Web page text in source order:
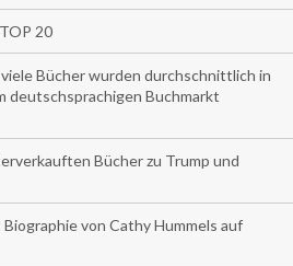
20
Bücher wurden durchschnittlich in
deutschsprachigen Buchmarkt
Bücher zu Trump und
von Cathy Hummels auf